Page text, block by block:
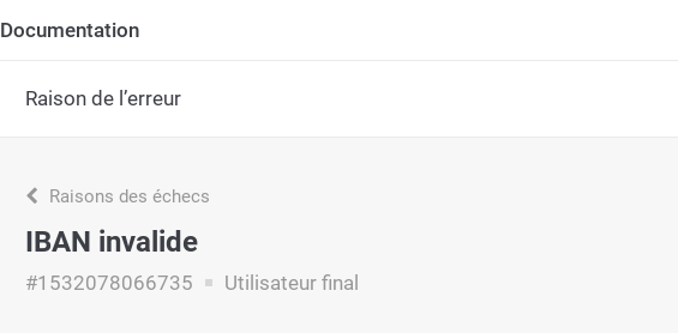
Documentation
Raison de l’erreur
Raisons des échecs
IBAN invalide
#1532078066735 Utilisateur final